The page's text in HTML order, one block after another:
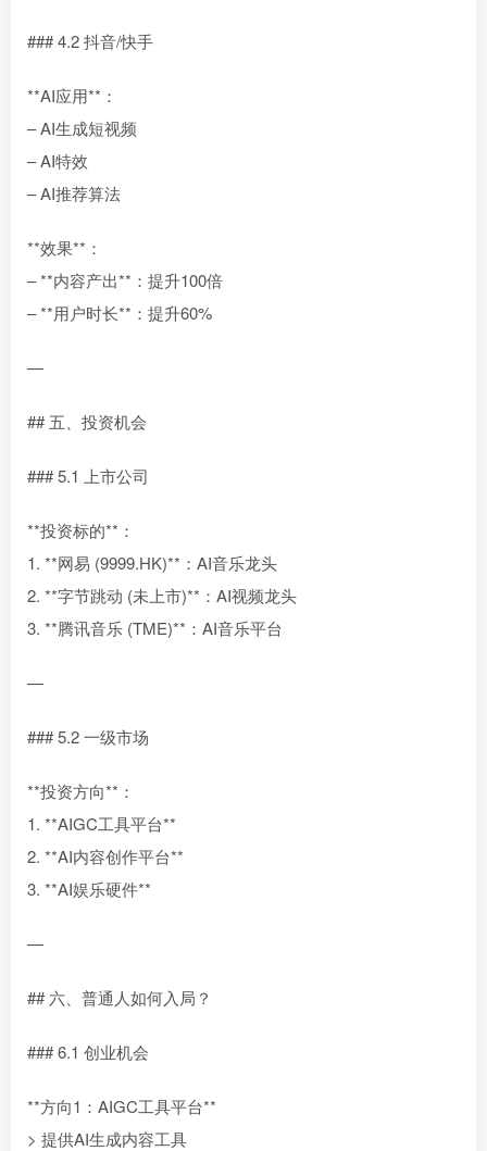
### 4.2 抖音/快手
**AI应用**：
– AI生成短视频
– AI特效
– AI推荐算法
**效果**：
– **内容产出**：提升100倍
– **用户时长**：提升60%
—
## 五、投资机会
### 5.1 上市公司
**投资标的**：
1. **网易 (9999.HK)**：AI音乐龙头
2. **字节跳动 (未上市)**：AI视频龙头
3. **腾讯音乐 (TME)**：AI音乐平台
—
### 5.2 一级市场
**投资方向**：
1. **AIGC工具平台**
2. **AI内容创作平台**
3. **AI娱乐硬件**
—
## 六、普通人如何入局？
### 6.1 创业机会
**方向1：AIGC工具平台**
> 提供AI生成内容工具